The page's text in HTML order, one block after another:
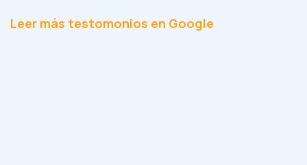
Leer más testomonios en Google